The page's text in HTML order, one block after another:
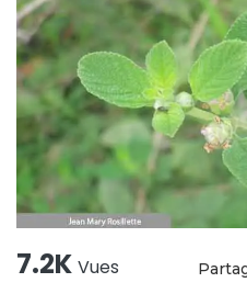
7.2K Vues